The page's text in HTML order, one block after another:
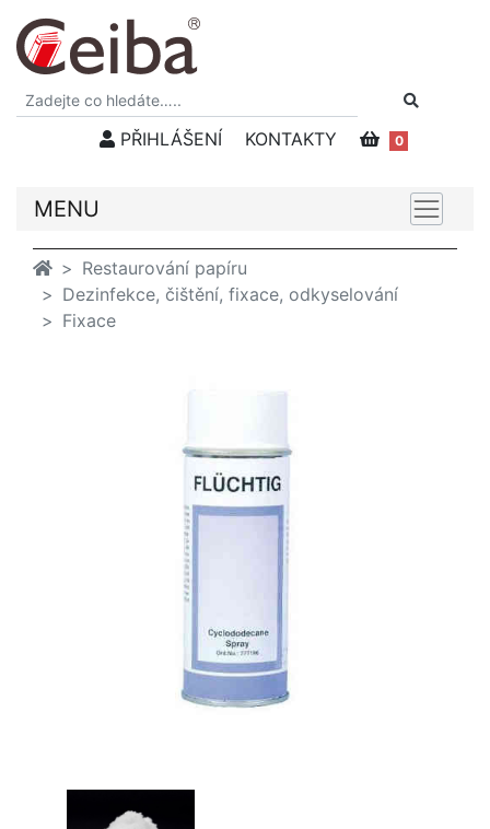
PŘIHLÁŠENÍ KONTAKTY 0
MENU
Restaurování papíru
Dezinfekce, čištění, fixace, odkyselování
Fixace